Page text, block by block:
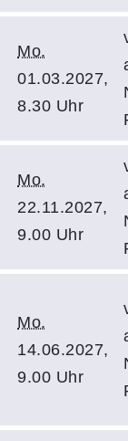
Mo.
01.03.2027,
8.30 Uhr
Mo.
22.11.2027,
9.00 Uhr
Mo.
14.06.2027,
9.00 Uhr